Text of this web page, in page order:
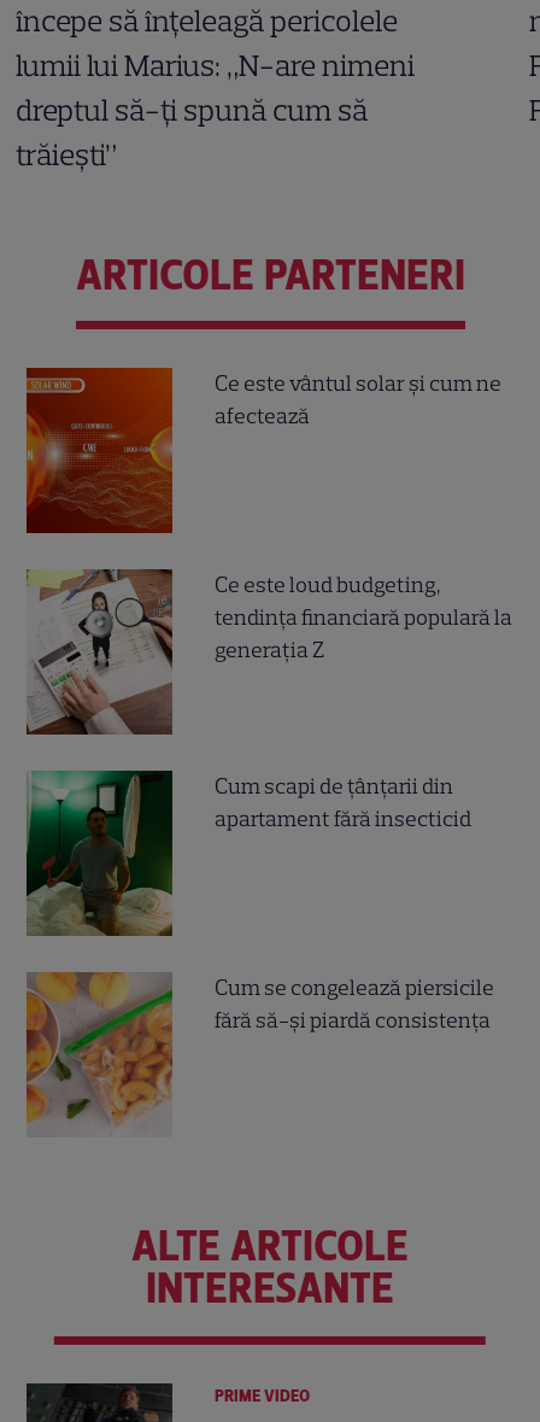
începe să înțeleagă pericolele
lumii lui Marius: „N-are nimeni
dreptul să-ți spună cum să
trăiești”
ARTICOLE PARTENERI
Ce este vântul solar și cum ne
afectează
Ce este loud budgeting,
tendința financiară populară la
generația Z
Cum scapi de țânțarii din
apartament fără insecticid
Cum se congelează piersicile
fără să-și piardă consistența
ALTE ARTICOLE
INTERESANTE
PRIME VIDEO